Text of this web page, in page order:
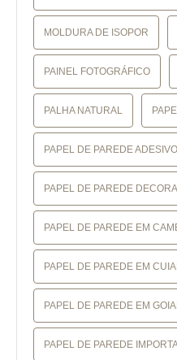
MOLDURA DE ISOPOR
PAINEL FOTOGRÁFICO
PALHA NATURAL
PAPEL DE PAREDE ADESIVO
PAPEL DE PAREDE
PAPEL DE PAREDE EM
PAPEL DE PAREDE EM
PAPEL DE PAREDE EM
PAPEL DE PAREDE